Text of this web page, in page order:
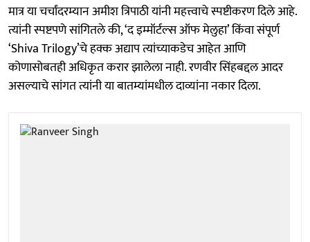
मात्र या चर्चांदरम्यान अमीश त्रिपाठी यांनी महत्त्वाचे स्पष्टीकरण दिले आहे.
त्यांनी स्पष्टपणे सांगितले की, ‘द इम्मॉर्टल्स ऑफ मेलुहा’ किंवा संपूर्ण
‘Shiva Trilogy’चे हक्क अद्याप त्यांच्याकडेच आहेत आणि
कोणासोबतही अधिकृत करार झालेला नाही. रणवीर सिंहबद्दल आदर
असल्याचे सांगत त्यांनी या बातम्यांमधील दाव्यांना नकार दिला.